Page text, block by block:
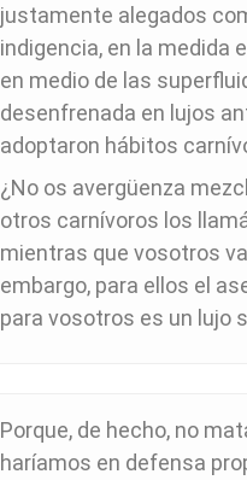
justamente alegados
indigencia, en la medida
en medio de las
desenfrenada en lujos
adoptaron hábitos
¿No os avergüenza
otros carnívoros los
mientras que vosotros
embargo, para ellos el
para vosotros es un lujo
Porque, de hecho, no
haríamos en defensa